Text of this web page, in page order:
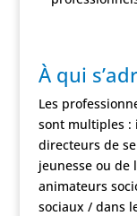
À qui
Les
sont multiples :
directeurs de
jeunesse ou de
animateurs
sociaux / dans